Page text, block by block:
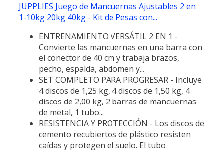
JUPPLIES Juego de Mancuernas Ajustables 2 en
1-10kg 20kg 40kg - Kit de Pesas con...
ENTRENAMIENTO VERSÁTIL 2 EN 1 -
Convierte las mancuernas en una barra con
el conector de 40 cm y trabaja brazos,
pecho, espalda, abdomen y...
SET COMPLETO PARA PROGRESAR - Incluye
4 discos de 1,25 kg, 4 discos de 1,50 kg, 4
discos de 2,00 kg, 2 barras de mancuernas
de metal, 1 tubo...
RESISTENCIA Y PROTECCIÓN - Los discos de
cemento recubiertos de plástico resisten
caídas y protegen el suelo. El tubo